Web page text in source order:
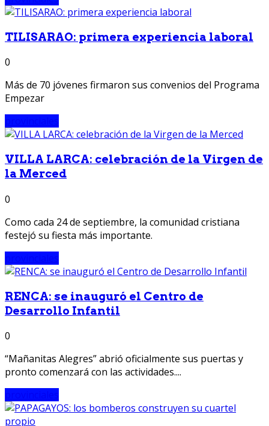
TILISARAO: primera experiencia laboral
0
Más de 70 jóvenes firmaron sus convenios del Programa
Empezar
VILLA LARCA: celebración de la Virgen de
la Merced
0
Como cada 24 de septiembre, la comunidad cristiana
festejó su fiesta más importante.
RENCA: se inauguró el Centro de
Desarrollo Infantil
0
“Mañanitas Alegres” abrió oficialmente sus puertas y
pronto comenzará con las actividades....